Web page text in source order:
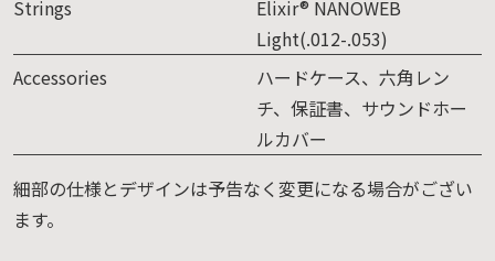
Strings
Elixir® NANOWEB
Light(.012-.053)
Accessories
ハードケース、六角レン
チ、保証書、サウンドホー
ルカバー
細部の仕様とデザインは予告なく変更になる場合がござい
ます。